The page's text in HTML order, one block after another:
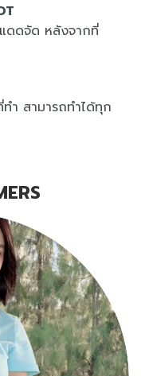
ดดจัด หลังจากที่
ำ สามารถทำได้ทุก